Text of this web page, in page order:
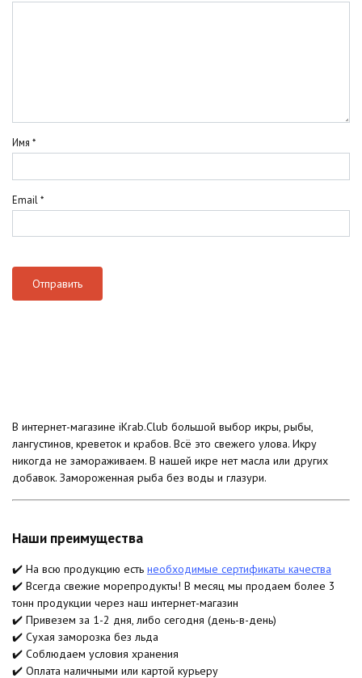
Имя *
Email *
В интернет-магазине iKrab.Club большой выбор икры, рыбы,
лангустинов, креветок и крабов. Всё это свежего улова. Икру
никогда не замораживаем. В нашей икре нет масла или других
добавок. Замороженная рыба без воды и глазури.
Наши преимущества
✔️ На всю продукцию есть необходимые сертификаты качества
✔️ Всегда свежие морепродукты! В месяц мы продаем более 3
тонн продукции через наш интернет-магазин
✔️ Привезем за 1-2 дня, либо сегодня (день-в-день)
✔️ Сухая заморозка без льда
✔️ Соблюдаем условия хранения
✔️ Оплата наличными или картой курьеру